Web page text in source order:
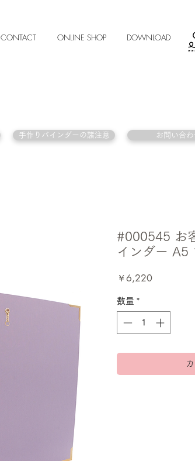
CONTACT ONLINE SHOP DOWNLOAD
#000545 お
インダー A5
￥6,220価
数量 *
手作りバインダーの諸注意 お問い合わ